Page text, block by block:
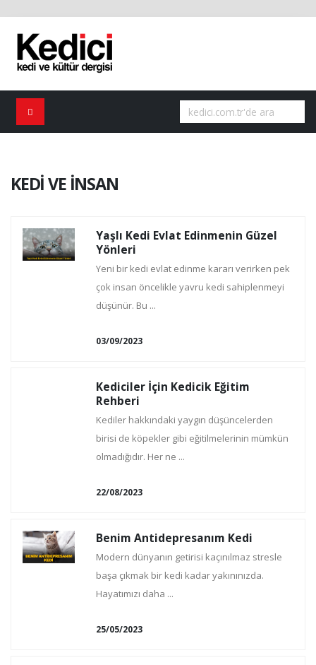
KEDİ VE İNSAN
Yaşlı Kedi Evlat Edinmenin Güzel
Yönleri
Yeni bir kedi evlat edinme kararı verirken pek
çok insan öncelikle yavru kedi sahiplenmeyi
düşünür. Bu ...
03/09/2023
Kediciler İçin Kedicik Eğitim
Rehberi
Kediler hakkındaki yaygın düşüncelerden
birisi de köpekler gibi eğitilmelerinin mümkün
olmadığıdır. Her ne ...
22/08/2023
Benim Antidepresanım Kedi
Modern dünyanın getirisi kaçınılmaz stresle
başa çıkmak bir kedi kadar yakınınızda.
Hayatımızı daha ...
25/05/2023